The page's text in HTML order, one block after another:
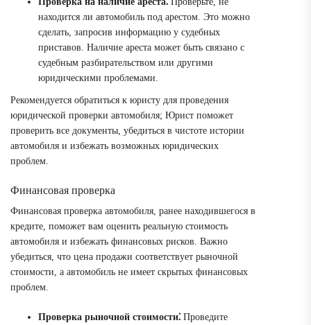
находится ли автомобиль под арестом. Это можно
сделать, запросив информацию у судебных
приставов. Наличие ареста может быть связано с
судебным разбирательством или другими
юридическими проблемами.
Рекомендуется обратиться к юристу для проведения
юридической проверки автомобиля; Юрист поможет
проверить все документы, убедиться в чистоте истории
автомобиля и избежать возможных юридических
проблем.
Финансовая проверка
Финансовая проверка автомобиля, ранее находившегося в
кредите, поможет вам оценить реальную стоимость
автомобиля и избежать финансовых рисков. Важно
убедиться, что цена продажи соответствует рыночной
стоимости, а автомобиль не имеет скрытых финансовых
проблем.
Проверка рыночной стоимости⁚ Проведите